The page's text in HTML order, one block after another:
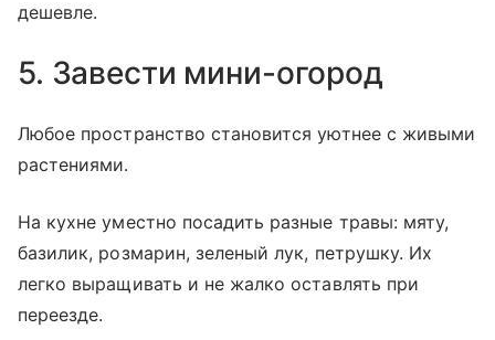
дешевле.
5. Завести мини-огород
Любое пространство становится уютнее с живыми
растениями.
На кухне уместно посадить разные травы: мяту,
базилик, розмарин, зеленый лук, петрушку. Их
легко выращивать и не жалко оставлять при
переезде.